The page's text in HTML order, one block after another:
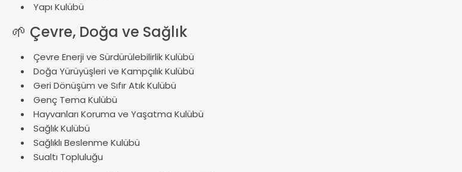
Yapı Kulübü
🌱 Çevre, Doğa ve Sağlık
Çevre Enerji ve Sürdürülebilirlik Kulübü
Doğa Yürüyüşleri ve Kampçılık Kulübü
Geri Dönüşüm ve Sıfır Atık Kulübü
Genç Tema Kulübü
Hayvanları Koruma ve Yaşatma Kulübü
Sağlık Kulübü
Sağlıklı Beslenme Kulübü
Sualtı Topluluğu